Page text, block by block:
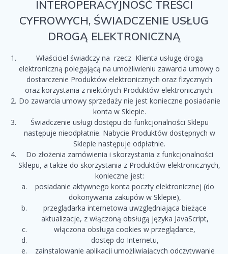
INTEROPERACYJNOŚĆ TREŚCI
CYFROWYCH, ŚWIADCZENIE USŁUG
DROGĄ ELEKTRONICZNĄ
Właściciel świadczy na rzecz Klienta usługę drogą
elektroniczną polegającą na umożliwieniu zawarcia umowy o
dostarczenie Produktów elektronicznych oraz fizycznych
oraz korzystania z niektórych Produktów elektronicznych.
Do zawarcia umowy sprzedaży nie jest konieczne posiadanie
konta w Sklepie.
Świadczenie usługi dostępu do funkcjonalności Sklepu
następuje nieodpłatnie. Nabycie Produktów dostępnych w
Sklepie następuje odpłatnie.
Do złożenia zamówienia i skorzystania z funkcjonalności
Sklepu, a także do skorzystania z Produktów elektronicznych,
konieczne jest:
posiadanie aktywnego konta poczty elektronicznej (do
dokonywania zakupów w Sklepie),
przeglądarka internetowa uwzględniająca bieżące
aktualizacje, z włączoną obsługą języka JavaScript,
włączona obsługa cookies w przeglądarce,
dostęp do Internetu,
zainstalowanie aplikacji umożliwiających odczytywanie